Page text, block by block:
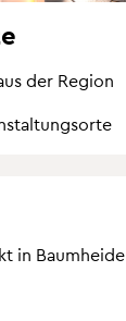
der Re­gi­on
in Baum­hei­de